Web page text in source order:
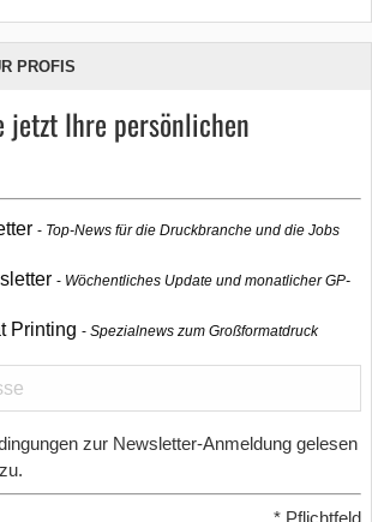
PROFIS
jetzt Ihre persönlichen
Top-News für die Druckbranche und die Jobs
Wöchentliches Update und monatlicher GP-
Printing Spezialnews zum Großformatdruck
zur Newsletter-Anmeldung gelesen
* Pflichtfeld